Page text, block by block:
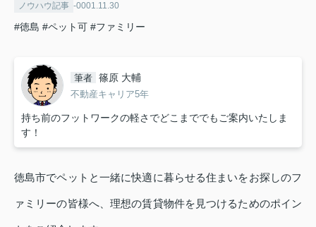
ノウハウ記事 -0001.11.30
#徳島 #ペット可 #ファミリー
筆者 篠原 大輔
不動産キャリア5年
持ち前のフットワークの軽さでどこまででもご案内いたしま
す！
徳島市でペットと一緒に快適に暮らせる住まいをお探しのフ
ァミリーの皆様へ、理想の賃貸物件を見つけるためのポイン